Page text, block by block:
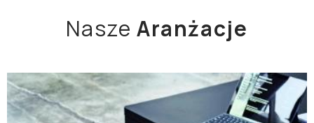
NaszeAranżacje